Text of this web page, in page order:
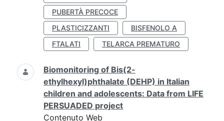
PUBERTÀ PRECOCE
PLASTICIZZANTI
BISFENOLO A
FTALATI
TELARCA PREMATURO
Biomonitoring of Bis(2-
ethylhexyl)phthalate (DEHP) in Italian
children and adolescents: Data from LIFE
PERSUADED project
Contenuto Web